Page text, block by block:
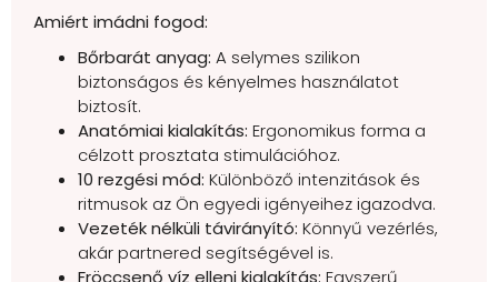
Amiért imádni fogod:
Bőrbarát anyag: A selymes szilikon
biztonságos és kényelmes használatot
biztosít.
Anatómiai kialakítás: Ergonomikus forma a
célzott prosztata stimulációhoz.
10 rezgési mód: Különböző intenzitások és
ritmusok az Ön egyedi igényeihez igazodva.
Vezeték nélküli távirányító: Könnyű vezérlés,
akár partnered segítségével is.